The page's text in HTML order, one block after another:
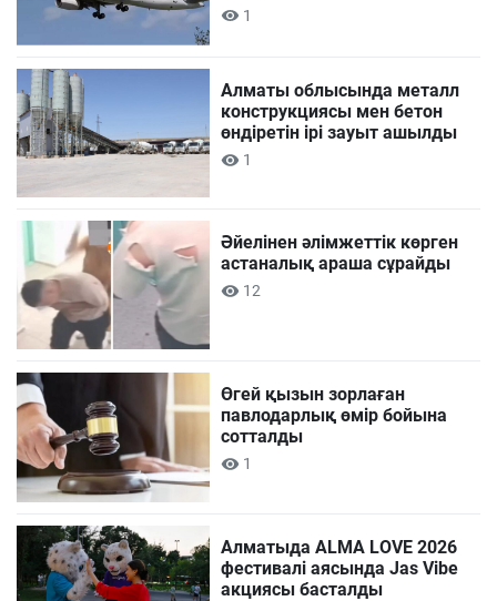
1
Алматы облысында металл
конструкциясы мен бетон
өндіретін ірі зауыт ашылды
1
Әйелінен әлімжеттік көрген
астаналық араша сұрайды
12
Өгей қызын зорлаған
павлодарлық өмір бойына
сотталды
1
Алматыда ALMA LOVE 2026
фестивалі аясында Jas Vibe
акциясы басталды